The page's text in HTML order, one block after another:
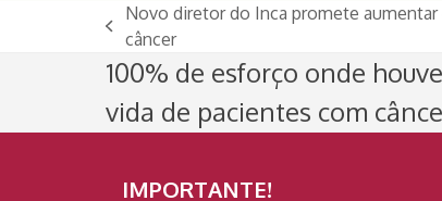
previous
post:
Novo diretor do Inca promete
câncer
100% de esforço onde
vida de pacientes com
IMPORTANTE!